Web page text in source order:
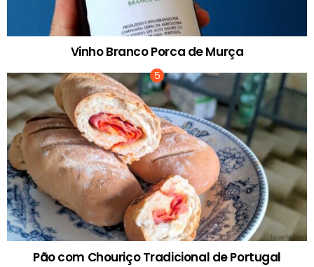
Vinho Branco Porca de Murça
Pão com Chouriço Tradicional de Portugal